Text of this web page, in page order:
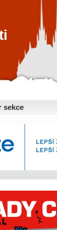
sekce